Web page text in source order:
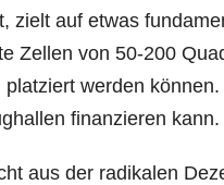
zielt auf etwas
Zellen von 50-200
werden
finanzieren kann.
aus der radikalen